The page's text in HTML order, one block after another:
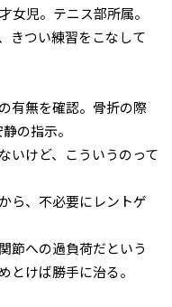
女児。テニス部所属。
きつい練習をこなして
有無を確認。骨折の際
の指示。
いけど、こういうのって
ら、不必要にレントゲ
節への過負荷だという
とけば勝手に治る。